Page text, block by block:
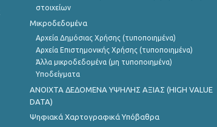
στοιχείων
Μικροδεδομένα
Αρχεία Δημόσιας Χρήσης (τυποποιημένα)
Αρχεία Επιστημονικής Χρήσης (τυποποιημένα)
Άλλα μικροδεδομένα (μη τυποποιημένα)
Υποδείγματα
ANOIXTA ΔΕΔΟΜΕΝΑ ΥΨΗΛΗΣ ΑΞΙΑΣ (HIGH VALUE
DATA)
Ψηφιακά Χαρτογραφικά Υπόβαθρα